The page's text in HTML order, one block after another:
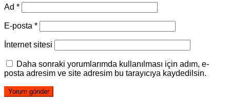
Ad *
E-posta *
İnternet sitesi
Daha sonraki yorumlarımda kullanılması için adım, e-
posta adresim ve site adresim bu tarayıcıya kaydedilsin.